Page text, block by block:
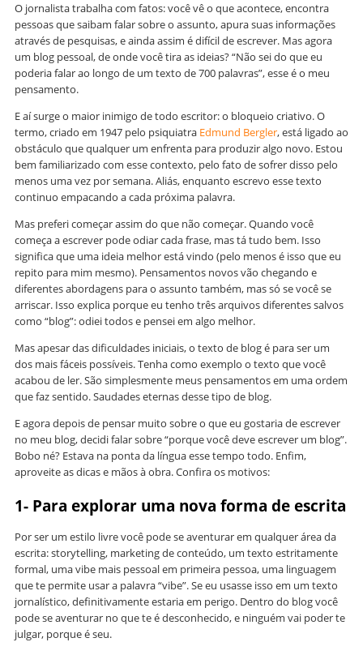
O jornalista trabalha com fatos: você vê o que acontece, encontra
pessoas que saibam falar sobre o assunto, apura suas informações
através de pesquisas, e ainda assim é difícil de escrever. Mas agora
um blog pessoal, de onde você tira as ideias? “Não sei do que eu
poderia falar ao longo de um texto de 700 palavras”, esse é o meu
pensamento.
E aí surge o maior inimigo de todo escritor: o bloqueio criativo. O
termo, criado em 1947 pelo psiquiatra Edmund Bergler, está ligado ao
obstáculo que qualquer um enfrenta para produzir algo novo. Estou
bem familiarizado com esse contexto, pelo fato de sofrer disso pelo
menos uma vez por semana. Aliás, enquanto escrevo esse texto
continuo empacando a cada próxima palavra.
Mas preferi começar assim do que não começar. Quando você
começa a escrever pode odiar cada frase, mas tá tudo bem. Isso
significa que uma ideia melhor está vindo (pelo menos é isso que eu
repito para mim mesmo). Pensamentos novos vão chegando e
diferentes abordagens para o assunto também, mas só se você se
arriscar. Isso explica porque eu tenho três arquivos diferentes salvos
como “blog”: odiei todos e pensei em algo melhor.
Mas apesar das dificuldades iniciais, o texto de blog é para ser um
dos mais fáceis possíveis. Tenha como exemplo o texto que você
acabou de ler. São simplesmente meus pensamentos em uma ordem
que faz sentido. Saudades eternas desse tipo de blog.
E agora depois de pensar muito sobre o que eu gostaria de escrever
no meu blog, decidi falar sobre “porque você deve escrever um blog”.
Bobo né? Estava na ponta da língua esse tempo todo. Enfim,
aproveite as dicas e mãos à obra. Confira os motivos:
1- Para explorar uma nova forma de escrita
Por ser um estilo livre você pode se aventurar em qualquer área da
escrita: storytelling, marketing de conteúdo, um texto estritamente
formal, uma vibe mais pessoal em primeira pessoa, uma linguagem
que te permite usar a palavra “vibe”. Se eu usasse isso em um texto
jornalístico, definitivamente estaria em perigo. Dentro do blog você
pode se aventurar no que te é desconhecido, e ninguém vai poder te
julgar, porque é seu.